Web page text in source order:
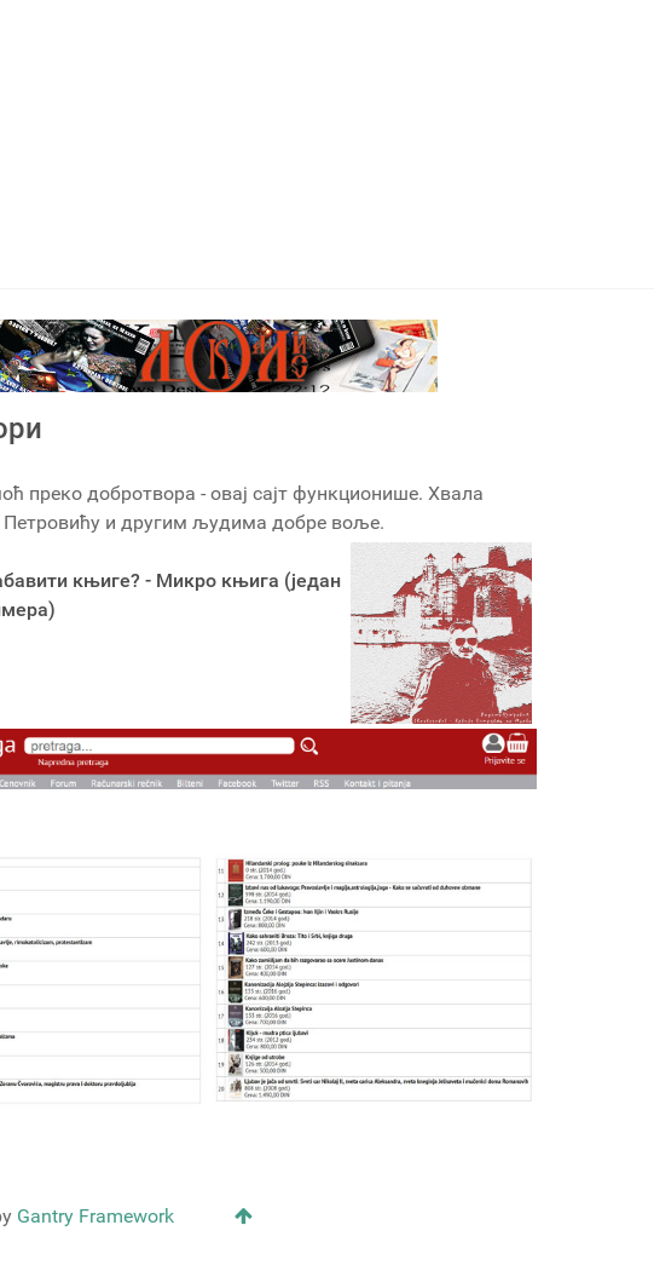
преко добротвора - овај сајт функционише. Хвала
и другим људима добре воље.
књиге? - Микро књига (један
Gantry Framework